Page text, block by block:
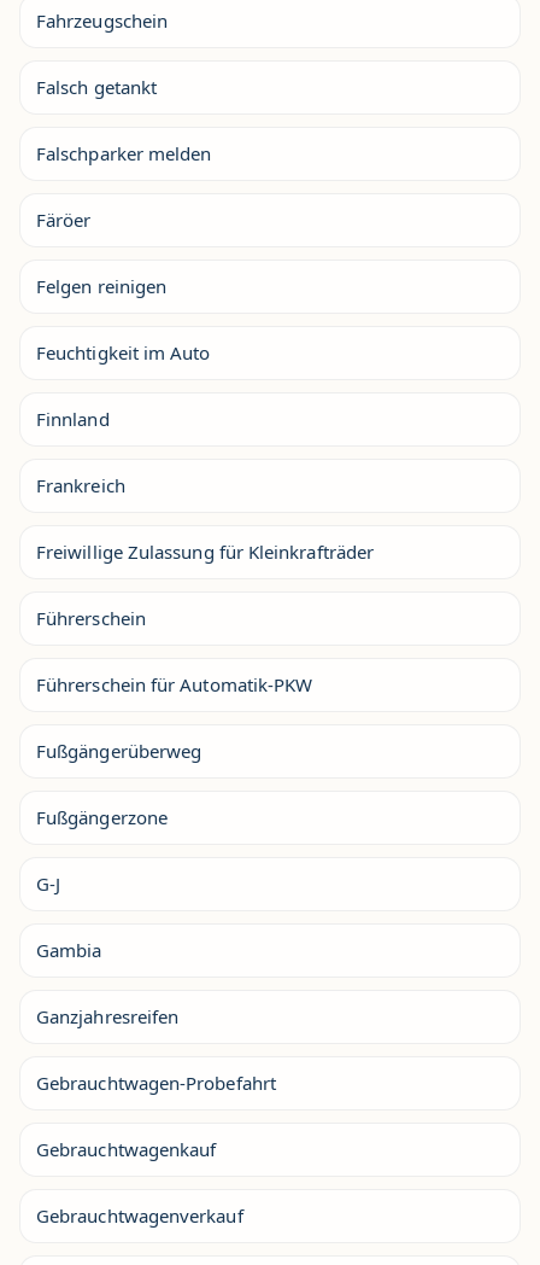
Fahrzeugschein
Falsch getankt
Falschparker melden
Färöer
Felgen reinigen
Feuchtigkeit im Auto
Finnland
Frankreich
Freiwillige Zulassung für Kleinkrafträder
Führerschein
Führerschein für Automatik-PKW
Fußgängerüberweg
Fußgängerzone
G-J
Gambia
Ganzjahresreifen
Gebrauchtwagen-Probefahrt
Gebrauchtwagenkauf
Gebrauchtwagenverkauf